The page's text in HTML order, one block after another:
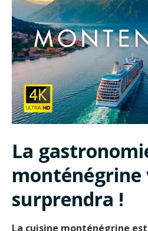
La
monténégrine
surprendra !
La cuisine monténégrine